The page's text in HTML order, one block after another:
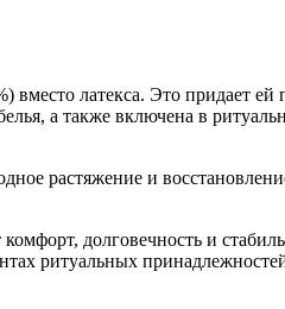
вместо латекса. Это придает
а также включена в
растяжение и
долговечность и
ритуальных